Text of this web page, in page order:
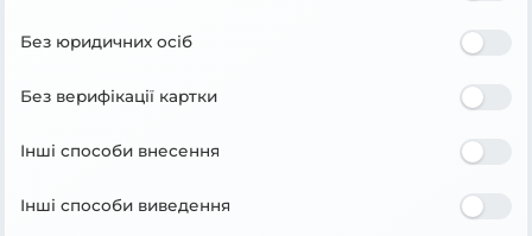
Без юридичних осіб
Без верифікації картки
Інші способи внесення
Інші способи виведення